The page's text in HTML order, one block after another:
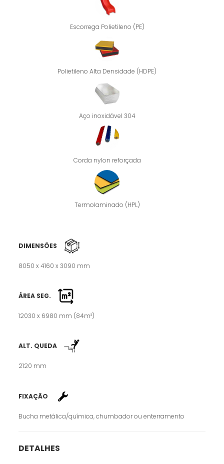
Escorrega Polietileno (PE)
Polietileno Alta Densidade (HDPE)
Aço inoxidável 304
Corda nylon reforçada
Termolaminado (HPL)
DIMENSÕES
8050 x 4160 x 3090 mm
ÁREA SEG.
12030 x 6980 mm (84m²)
ALT. QUEDA
2120 mm
FIXAÇÃO
Bucha metálica/química, chumbador ou enterramento
DETALHES